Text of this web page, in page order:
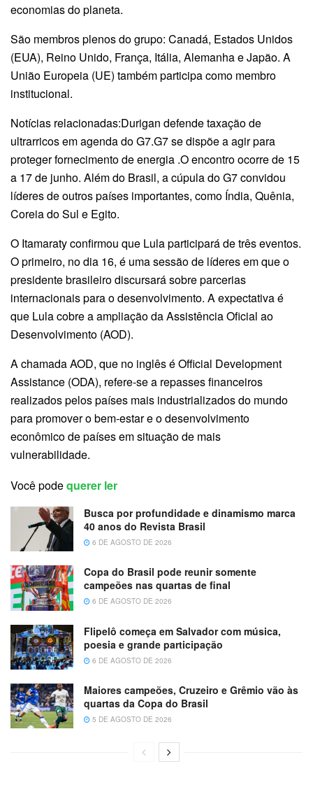
economias do planeta.
São membros plenos do grupo: Canadá, Estados Unidos
(EUA), Reino Unido, França, Itália, Alemanha e Japão. A
União Europeia (UE) também participa como membro
institucional.
Notícias relacionadas:Durigan defende taxação de
ultrarricos em agenda do G7.G7 se dispõe a agir para
proteger fornecimento de energia .O encontro ocorre de 15
a 17 de junho. Além do Brasil, a cúpula do G7 convidou
líderes de outros países importantes, como Índia, Quênia,
Coreia do Sul e Egito.
O Itamaraty confirmou que Lula participará de três eventos.
O primeiro, no dia 16, é uma sessão de líderes em que o
presidente brasileiro discursará sobre parcerias
internacionais para o desenvolvimento. A expectativa é
que Lula cobre a ampliação da Assistência Oficial ao
Desenvolvimento (AOD).
A chamada AOD, que no inglês é Official Development
Assistance (ODA), refere-se a repasses financeiros
realizados pelos países mais industrializados do mundo
para promover o bem-estar e o desenvolvimento
econômico de países em situação de mais
vulnerabilidade.
Você podequerer ler
Busca por profundidade e dinamismo marca
40 anos do Revista Brasil
6 DE AGOSTO DE 2026
Copa do Brasil pode reunir somente
campeões nas quartas de final
6 DE AGOSTO DE 2026
Flipelô começa em Salvador com música,
poesia e grande participação
6 DE AGOSTO DE 2026
Maiores campeões, Cruzeiro e Grêmio vão às
quartas da Copa do Brasil
5 DE AGOSTO DE 2026